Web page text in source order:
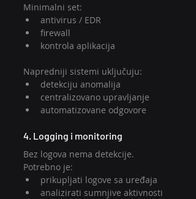
Minimalni set:
antivirus / EDR
firewall
kontrola aplikacija
Napredniji sistemi uključuju:
detekciju anomalija
centralizovano upravljanje
automatizovane odgovore
4. Logging i monitoring
Bez logova nema detekcije.
Potrebno je:
prikupljati logove sa uređaja
analizirati sumnjive aktivnosti